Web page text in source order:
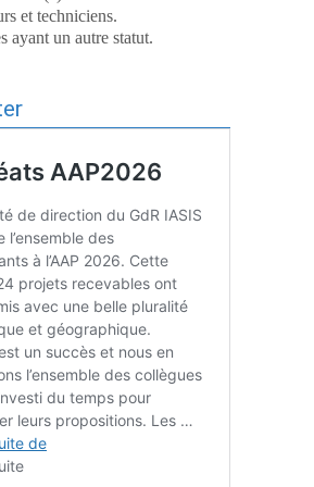
et techniciens.
ayant un autre statut.